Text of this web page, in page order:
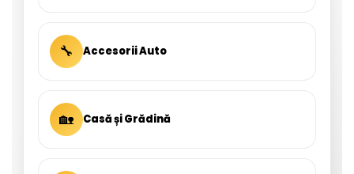
🔧 Accesorii Auto
🏡 Casă și Grădină